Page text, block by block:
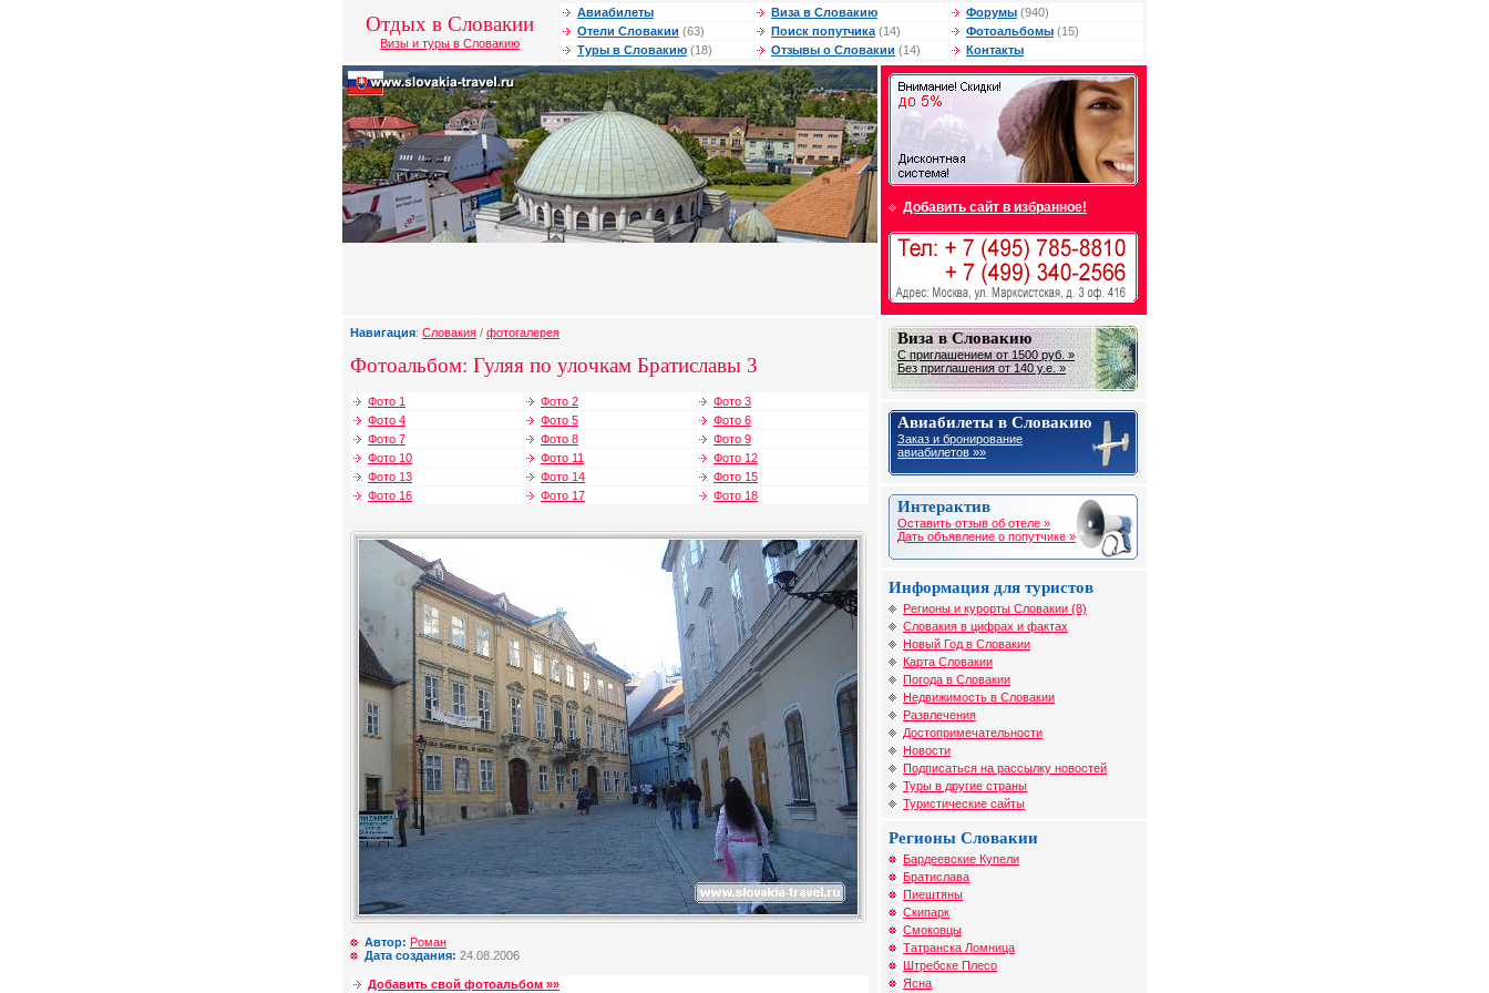
Отдых в Словакии
Визы и туры в Словакию
Авиабилеты Виза в Словакию Форумы (940)
Отели Словакии (63) Поиск попутчика (14) Фотоальбомы (15)
Туры в Словакию (18) Отзывы о Словакии (14) Контакты
Добавить сайт в избранное!
Навигация: Словакия / фотогалерея
Фотоальбом: Гуляя по улочкам Братиславы 3
Фото 1 Фото 2
Фото 3
Фото 4
Фото 5
Фото 6
Фото 7
Фото 8
Фото 9
Фото 10
Фото 11
Фото 12
Фото 13
Фото 14
Фото 15
Фото 16
Фото 17 Фото 18
Автор: Роман
Дата создания: 24.08.2006
Добавить свой фотоальбом »»
Виза в Словакию
С приглашением от 1500 руб. »
Без приглашения от 140 у.е. »
Авиабилеты в Словакию
Заказ и бронирование
авиабилетов »»
Интерактив
Оставить отзыв об отеле »
Дать объявление о попутчике »
Информация для туристов
Регионы и курорты Словакии (8)
Словакия в цифрах и фактах
Новый Год в Словакии
Карта Словакии
Погода в Словакии
Недвижимость в Словакии
Развлечения
Достопримечательности
Новости
Подписаться на рассылку новостей
Туры в другие страны
Туристические сайты
Регионы Словакии
Бардеевские Купели
Братислава
Пиештяны
Скипарк
Смоковцы
Татранска Ломница
Штребске Плесо
Ясна